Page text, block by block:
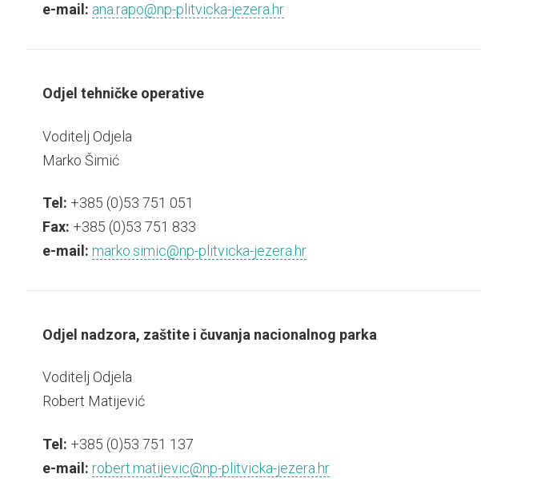
e-mail: ana.rapo@np-plitvicka-jezera.hr
Odjel tehničke operative
Voditelj Odjela
Marko Šimić
Tel: +385 (0)53 751 051
Fax: +385 (0)53 751 833
e-mail: marko.simic@np-plitvicka-jezera.hr
Odjel nadzora, zaštite i čuvanja nacionalnog parka
Voditelj Odjela
Robert Matijević
Tel: +385 (0)53 751 137
e-mail: robert.matijevic@np-plitvicka-jezera.hr